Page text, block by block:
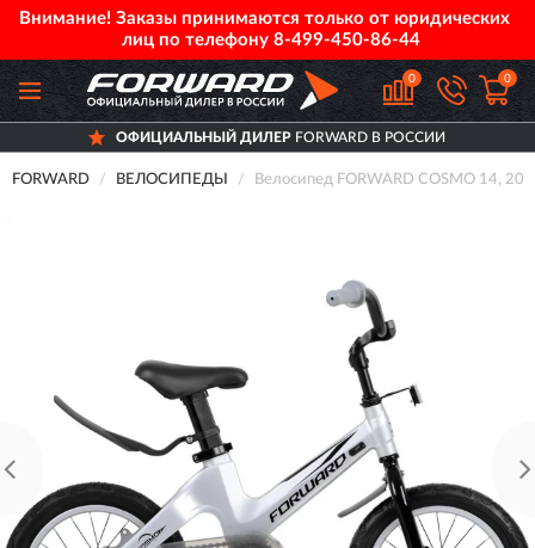
Внимание! Заказы принимаются только от юридических
лиц по телефону 8-499-450-86-44
0 0
ОФИЦИАЛЬНЫЙ ДИЛЕРFORWARD В РОССИИ
FORWARD ВЕЛОСИПЕДЫ Велосипед FORWARD COSMO 14,